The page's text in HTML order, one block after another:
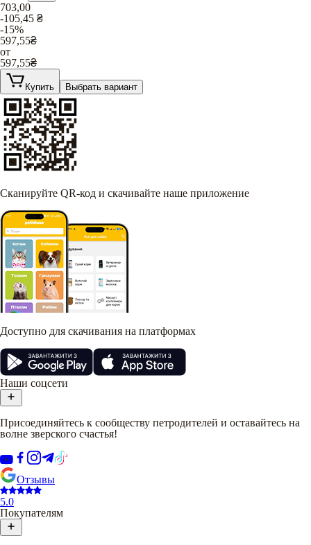
703,00
-105,45 ₴
-15%
597,55₴
от
597,55₴
Купить Выбрать вариант
Сканируйте QR-код и скачивайте наше приложение
Доступно для скачивания на платформах
Наши соцсети
Присоединяйтесь к сообществу петродителей и оставайтесь на
волне зверского счастья!
Отзывы
5.0
Покупателям